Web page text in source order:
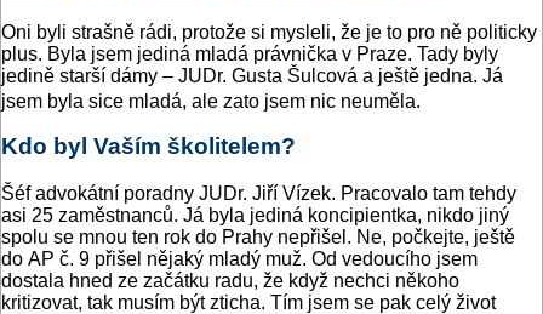
Oni byli strašně rádi, protože si mysleli, že je to pro ně politicky
plus. Byla jsem jediná mladá právnička v Praze. Tady byly
jedině starší dámy – JUDr. Gusta Šulcová a ještě jedna. Já
jsem byla sice mladá, ale zato jsem nic neuměla.
Kdo byl Vaším školitelem?
Šéf advokátní poradny JUDr. Jiří Vízek. Pracovalo tam tehdy
asi 25 zaměstnanců. Já byla jediná koncipientka, nikdo jiný
spolu se mnou ten rok do Prahy nepřišel. Ne, počkejte, ještě
do AP č. 9 přišel nějaký mladý muž. Od vedoucího jsem
dostala hned ze začátku radu, že když nechci někoho
kritizovat, tak musím být zticha. Tím jsem se pak celý život